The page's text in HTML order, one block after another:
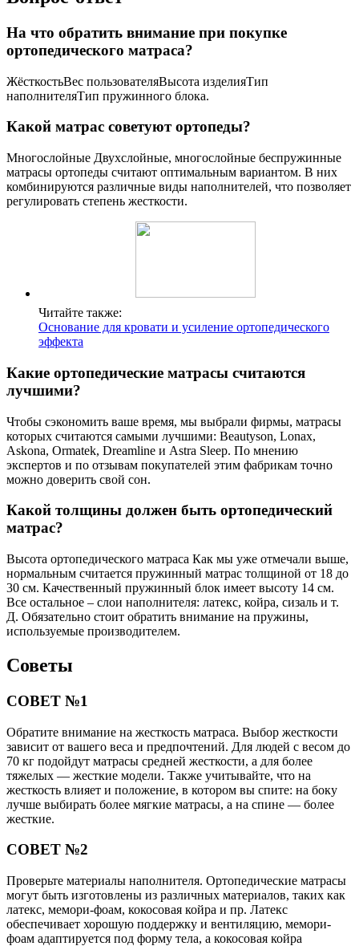
На что обратить внимание при покупке
ортопедического матраса?
ЖёсткостьВес пользователяВысота изделияТип
наполнителяТип пружинного блока.
Какой матрас советуют ортопеды?
Многослойные Двухслойные, многослойные беспружинные
матрасы ортопеды считают оптимальным вариантом. В них
комбинируются различные виды наполнителей, что позволяет
регулировать степень жесткости.
Читайте также:
Основание для кровати и усиление ортопедического
эффекта
Какие ортопедические матрасы считаются
лучшими?
Чтобы сэкономить ваше время, мы выбрали фирмы, матрасы
которых считаются самыми лучшими: Beautyson, Lonax,
Askona, Ormatek, Dreamline и Astra Sleep. По мнению
экспертов и по отзывам покупателей этим фабрикам точно
можно доверить свой сон.
Какой толщины должен быть ортопедический
матрас?
Высота ортопедического матраса Как мы уже отмечали выше,
нормальным считается пружинный матрас толщиной от 18 до
30 см. Качественный пружинный блок имеет высоту 14 см.
Все остальное – слои наполнителя: латекс, койра, сизаль и т.
Д. Обязательно стоит обратить внимание на пружины,
используемые производителем.
Советы
СОВЕТ №1
Обратите внимание на жесткость матраса. Выбор жесткости
зависит от вашего веса и предпочтений. Для людей с весом до
70 кг подойдут матрасы средней жесткости, а для более
тяжелых — жесткие модели. Также учитывайте, что на
жесткость влияет и положение, в котором вы спите: на боку
лучше выбирать более мягкие матрасы, а на спине — более
жесткие.
СОВЕТ №2
Проверьте материалы наполнителя. Ортопедические матрасы
могут быть изготовлены из различных материалов, таких как
латекс, мемори-фоам, кокосовая койра и пр. Латекс
обеспечивает хорошую поддержку и вентиляцию, мемори-
фоам адаптируется под форму тела, а кокосовая койра